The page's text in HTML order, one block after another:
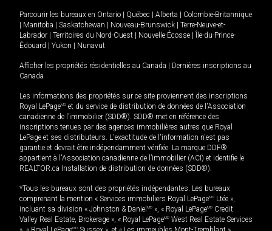
Parcourir les bureaux en Ontario Québec Alberta
Colombie-Britannique
Manitoba Saskatchewan Nouveau-Brunswick
Terre-Neuve-et-
Labrador
Territoires du Nord-Ouest Nouvelle-Écosse
Île-du-Prince-
Édouard
Yukon Nunavut
Afficher les propriétés résidentielles au Canada
Dernières inscriptions au
Canada
Les informations des propriétés sur ce site proviennent des inscriptions
Royal LePageMD et du service de distribution de données de l'Association
canadienne de l’immobilier (SDD®). SDD® met en référence des
inscriptions tenues par des agences immobilières autres que Royal
LePage et ses distributeurs. L'exactitude de l'information n'est pas
garantie et devrait être indépendamment vérifiée. La marque DDF®
appartient à l'Association canadienne de l’immobilier (ACI) et identifie le
REALTOR.ca Installation de distribution de données (SDD®).
*Tous les bureaux sont des propriétés indépendantes. Les bureaux
comprenant la mention « Services immobiliers Royal LePageMD Ltée »,
incluant sa division « Johnston & Daniel MD », « Royal LePageMD Credit
Valley Real Estate, Brokerage », « Royal LePageMD West Real Estate Services
MD